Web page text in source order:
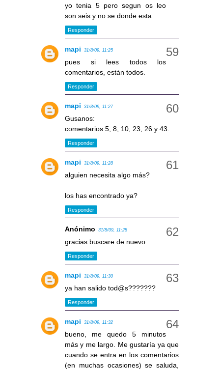
yo tenia 5 pero segun os leo
son seis y no se donde esta
Responder
mapi 31/8/09, 11:25
pues si lees todos los
comentarios, están todos.
Responder
mapi 31/8/09, 11:27
Gusanos:
comentarios 5, 8, 10, 23, 26 y 43.
Responder
mapi 31/8/09, 11:28
alguien necesita algo más?
los has encontrado ya?
Responder
Anónimo 31/8/09, 11:28
gracias buscare de nuevo
Responder
mapi 31/8/09, 11:30
ya han salido tod@s???????
Responder
mapi 31/8/09, 11:32
bueno, me quedo 5 minutos
más y me largo. Me gustaría ya que
cuando se entra en los comentarios
(en muchas ocasiones) se saluda,